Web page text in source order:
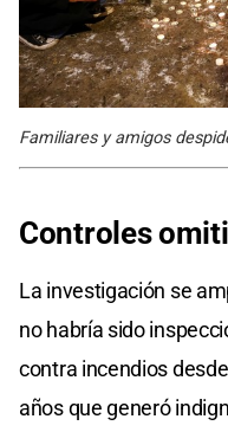
Familiares y amigos
Controles
La investigación se
no habría sido
contra incendios
años que generó